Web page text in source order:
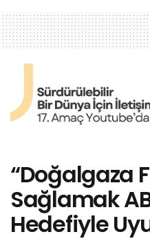
“Doğalgaza
Sağlamak
Hedefiyle